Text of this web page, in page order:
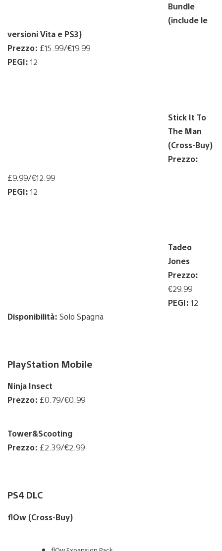
Bundle
(include le
versioni Vita e PS3)
Prezzo: £15.99/€19.99
PEGI: 12
Stick It To
The Man
(Cross-Buy)
Prezzo:
£9.99/€12.99
PEGI: 12
Tadeo
Jones
Prezzo:
€29.99
PEGI: 12
Disponibilità: Solo Spagna
PlayStation Mobile
Ninja Insect
Prezzo: £0.79/€0.99
Tower&Scooting
Prezzo: £2.39/€2.99
PS4 DLC
flOw (Cross-Buy)